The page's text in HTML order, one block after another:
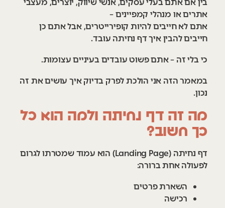
אתרים או מנהלי קמפיינים –
אתם לא חייבים להיות קופירייטרים, אבל אתם כן
חייבים להבין איך דף נחיתה עובד.
כי בלי זה – אתם פשוט עובדים בעיניים עצומות.
במאמר הזה אני הולכת לפרק בדיוק איך עושים את זה
נכון.
מה זה דף נחיתה ולמה הוא כל
כך חשוב?
דף נחיתה (Landing Page) הוא עמוד שמטרתו לגרום
לפעולה אחת ברורה:
השארת פרטים
רכישה